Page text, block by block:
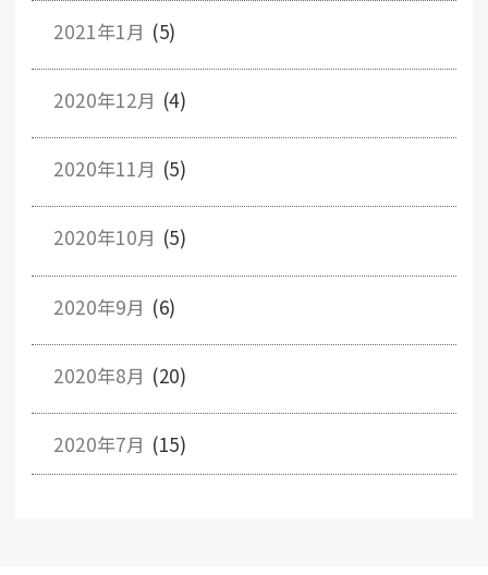
2021年1月 (5)
2020年12月 (4)
2020年11月 (5)
2020年10月 (5)
2020年9月 (6)
2020年8月 (20)
2020年7月 (15)